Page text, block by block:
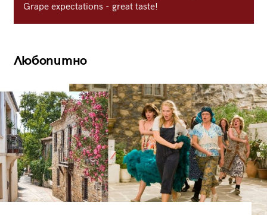
Grape expectations - great taste!
Любопитно